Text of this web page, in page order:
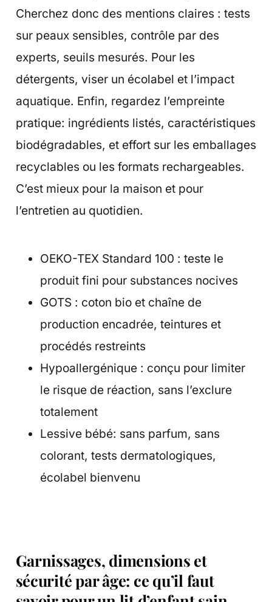
Cherchez donc des mentions claires : tests
sur peaux sensibles, contrôle par des
experts, seuils mesurés. Pour les
détergents, viser un écolabel et l’impact
aquatique. Enfin, regardez l’empreinte
pratique: ingrédients listés, caractéristiques
biodégradables, et effort sur les emballages
recyclables ou les formats rechargeables.
C’est mieux pour la maison et pour
l’entretien au quotidien.
OEKO-TEX Standard 100 : teste le
produit fini pour substances nocives
GOTS : coton bio et chaîne de
production encadrée, teintures et
procédés restreints
Hypoallergénique : conçu pour limiter
le risque de réaction, sans l’exclure
totalement
Lessive bébé: sans parfum, sans
colorant, tests dermatologiques,
écolabel bienvenu
Garnissages, dimensions et
sécurité par âge: ce qu’il faut